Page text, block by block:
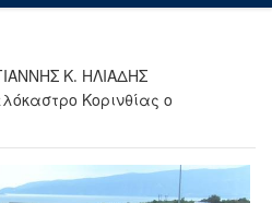
Κ. ΗΛΙΑΔΗΣ
Κορινθίας ο